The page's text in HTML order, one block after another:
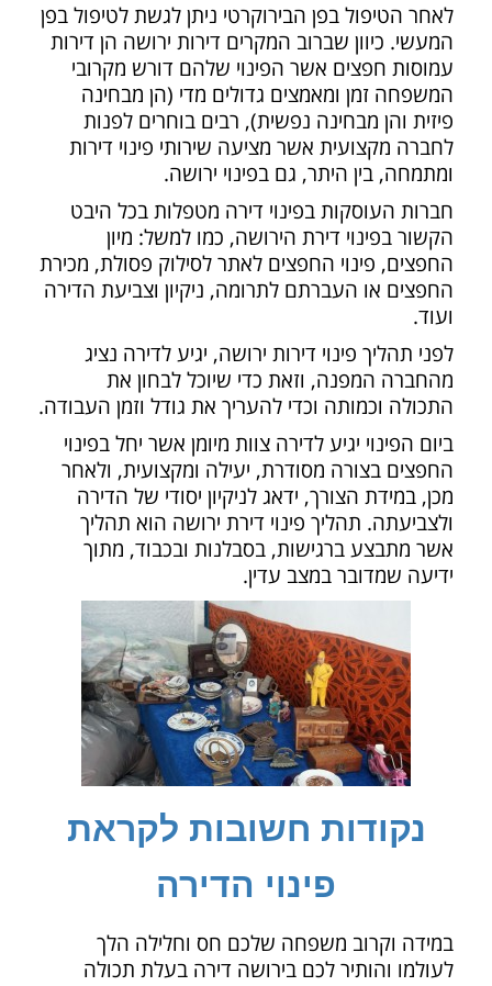
לאחר הטיפול בפן הבירוקרטי ניתן לגשת לטיפול בפן
המעשי. כיוון שברוב המקרים דירות ירושה הן דירות
עמוסות חפצים אשר הפינוי שלהם דורש מקרובי
המשפחה זמן ומאמצים גדולים מדי (הן מבחינה
פיזית והן מבחינה נפשית), רבים בוחרים לפנות
לחברה מקצועית אשר מציעה שירותי פינוי דירות
ומתמחה, בין היתר, גם בפינוי ירושה.
חברות העוסקות בפינוי דירה מטפלות בכל היבט
הקשור בפינוי דירת הירושה, כמו למשל: מיון
החפצים, פינוי החפצים לאתר לסילוק פסולת, מכירת
החפצים או העברתם לתרומה, ניקיון וצביעת הדירה
ועוד.
לפני תהליך פינוי דירות ירושה, יגיע לדירה נציג
מהחברה המפנה, וזאת כדי שיוכל לבחון את
התכולה וכמותה וכדי להעריך את גודל וזמן העבודה.
ביום הפינוי יגיע לדירה צוות מיומן אשר יחל בפינוי
החפצים בצורה מסודרת, יעילה ומקצועית, ולאחר
מכן, במידת הצורך, ידאג לניקיון יסודי של הדירה
ולצביעתה. תהליך פינוי דירת ירושה הוא תהליך
אשר מתבצע ברגישות, בסבלנות ובכבוד, מתוך
ידיעה שמדובר במצב עדין.
נקודות חשובות לקראת
פינוי הדירה
במידה וקרוב משפחה שלכם חס וחלילה הלך
לעולמו והותיר לכם בירושה דירה בעלת תכולה